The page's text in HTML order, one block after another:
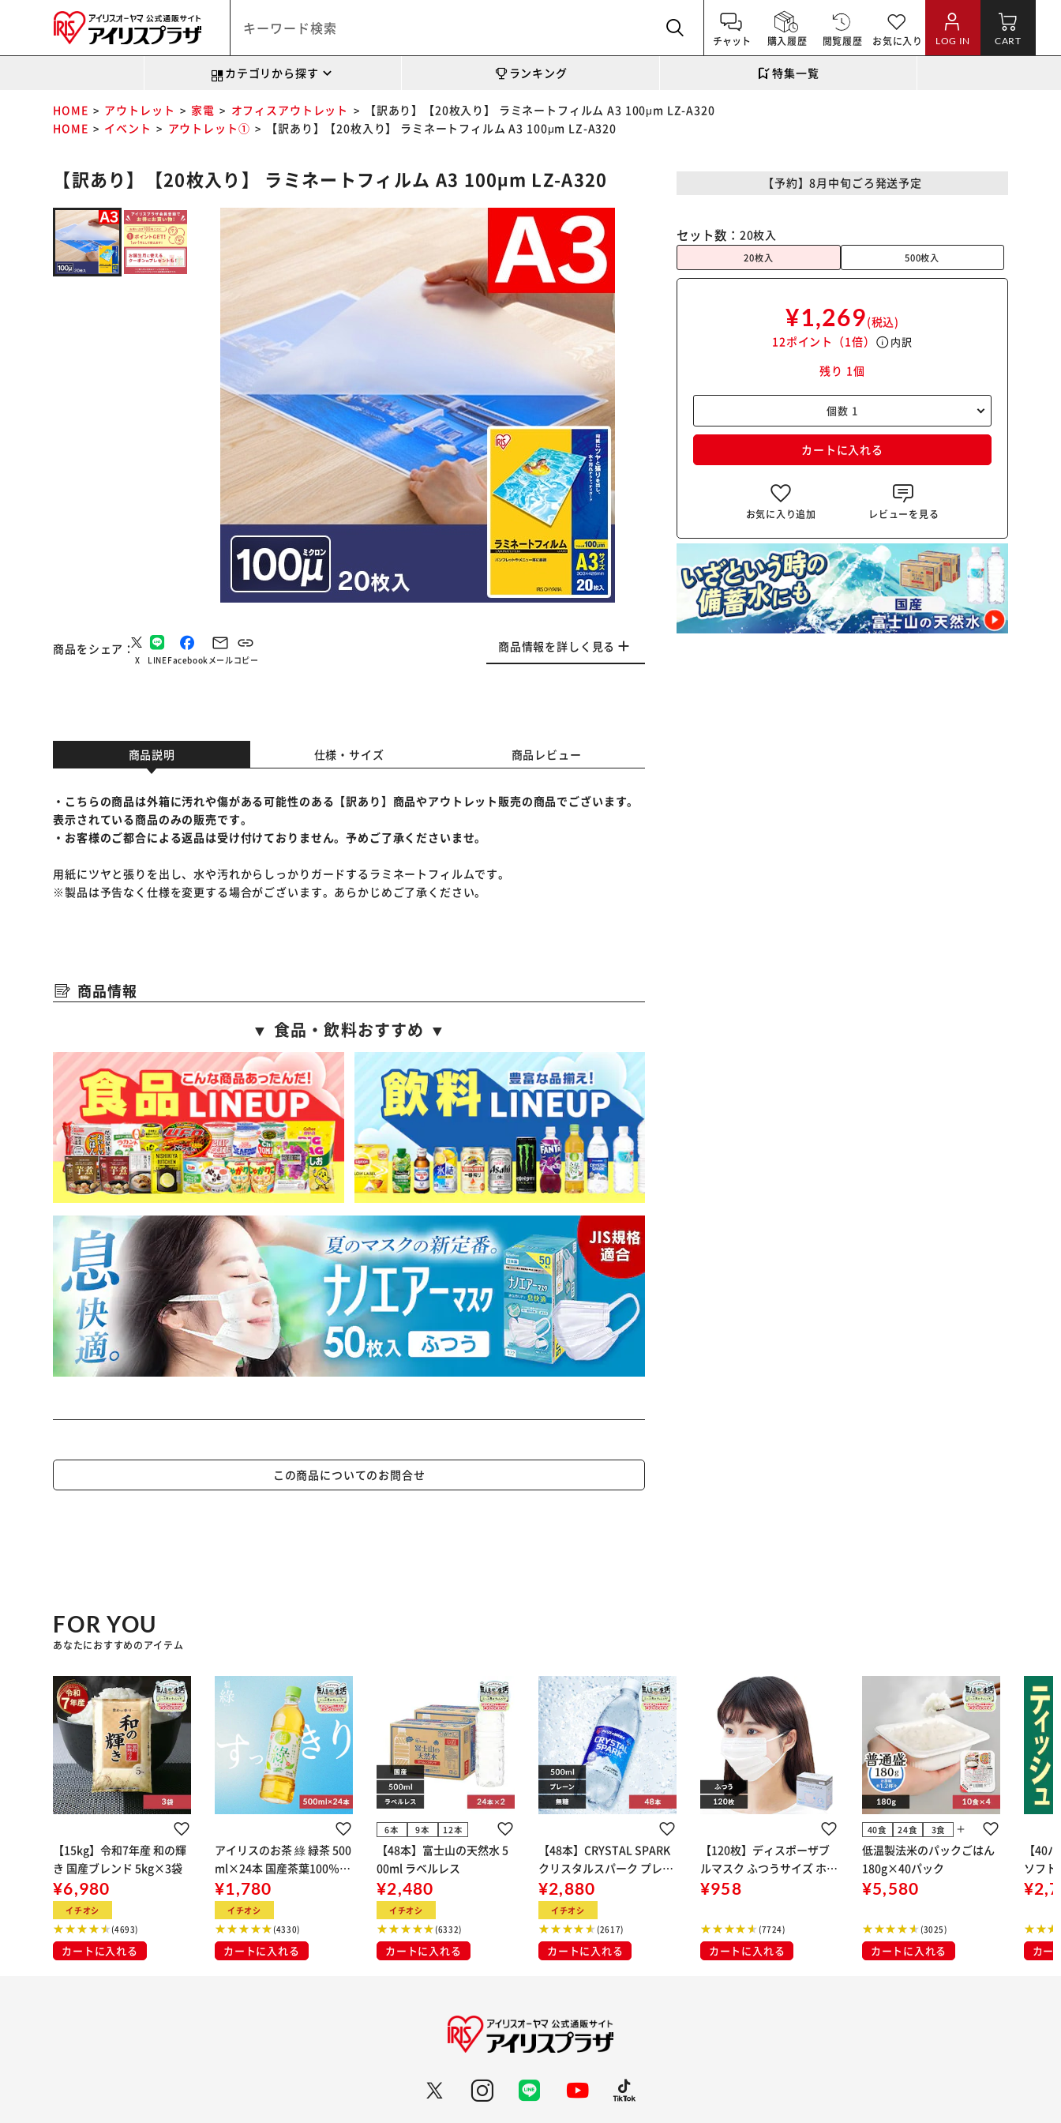
チャット 購入履歴 閲覧履歴 お気に入り LOG IN CART
カテゴリから探す ランキング 特集一覧
HOME アウトレット 家電 オフィスアウトレット
【訳あり】【20枚入り】 ラミネートフィルム A3 100μm LZ-A320
HOME
イベント アウトレット① 【訳あり】【20枚入り】 ラミネートフィルム A3 100μm LZ-A320
【訳あり】【20枚入り】 ラミネートフィルム A3 100μm LZ-A320
商品をシェア
X LINEFacebook メールコピー
商品情報を詳しく見る
【予約】8月中旬ごろ発送予定
セット数： 20枚入
20枚入 500枚入
¥1,269(税込)
12ポイント （1倍） info内訳
残り 1個
カートに入れる
お気に入り追加 レビューを見る
商品説明 仕様・サイズ 商品レビュー
・こちらの商品は外箱に汚れや傷がある可能性のある【訳あり】商品やアウトレット販売の商品でございます。
表示されている商品のみの販売です。
・お客様のご都合による返品は受け付けておりません。予めご了承くださいませ。
用紙にツヤと張りを出し、水や汚れからしっかりガードするラミネートフィルムです。
※製品は予告なく仕様を変更する場合がございます。あらかじめご了承ください。
商品情報
▼ 食品・飲料おすすめ ▼
この商品についてのお問合せ
FOR YOU
あなたにおすすめのアイテム
【15kg】令和7年産 和の輝
き 国産ブレンド 5kg×3袋
¥6,980
イチオシ
(4693)
カートに入れる
アイリスのお茶 綠 緑茶 500
ml×24本 国産茶葉100％使
用
¥1,780
イチオシ
(4330)
カートに入れる
6本 9本 12本
【48本】富士山の天然水 5
00ml ラベルレス
¥2,480
イチオシ
(6332)
カートに入れる
【48本】CRYSTAL SPARK
クリスタルスパーク プレー
ン 500ml
¥2,880
イチオシ
(2617)
カートに入れる
【120枚】ディスポーザブ
ルマスク ふつうサイズ ホワ
イト 大容量 DISPOSABLE
布
¥958
(7724)
カートに入れる
40食 24食 3食 add
低温製法米のパックごはん
180g×40パック
¥5,580
(3025)
カートに入れる
【40
ソフト
組) 5
カー
※ご確認ください
カートに入れる 購入手続きへ